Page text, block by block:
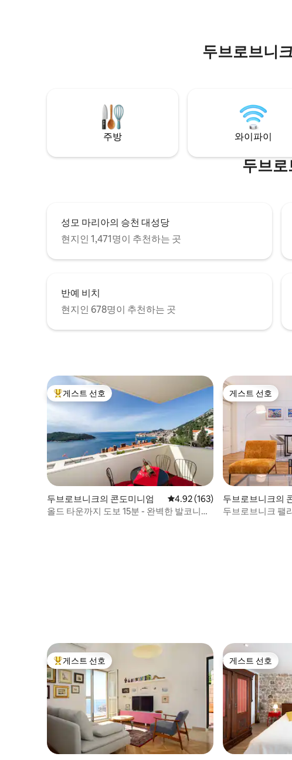
두브로브니
주방 와이파이
두브
성모 마리아의 승천 대성당
현지인 1,471명이 추천하는 곳
반예 비치
현지인 678명이 추천하는 곳
상위 게스트 선호
게스트 선호
두브로브니크의 콘도미니엄 평점 4.92점(5점 만점), 후기 163
4.92 (163)
올드 타운까지 도보 15분 - 완벽한 발코니
게스트 선호
게스트 선호
두브로브니크의
두브로브니크 팰
상위 게스트 선호
게스트 선호 게스트 선호
게스트 선호